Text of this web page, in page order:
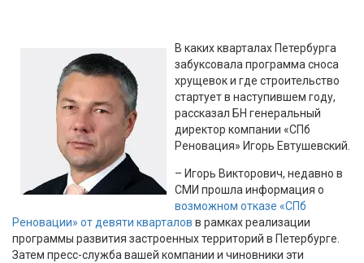
В каких кварталах Петербурга
забуксовала программа сноса
хрущевок и где строительство
стартует в наступившем году,
рассказал БН генеральный
директор компании «СПб
Реновация» Игорь Евтушевский.
– Игорь Викторович, недавно в
СМИ прошла информация о
возможном отказе «СПб
Реновации» от девяти кварталов в рамках реализации
программы развития застроенных территорий в Петербурге.
Затем пресс-служба вашей компании и чиновники эти